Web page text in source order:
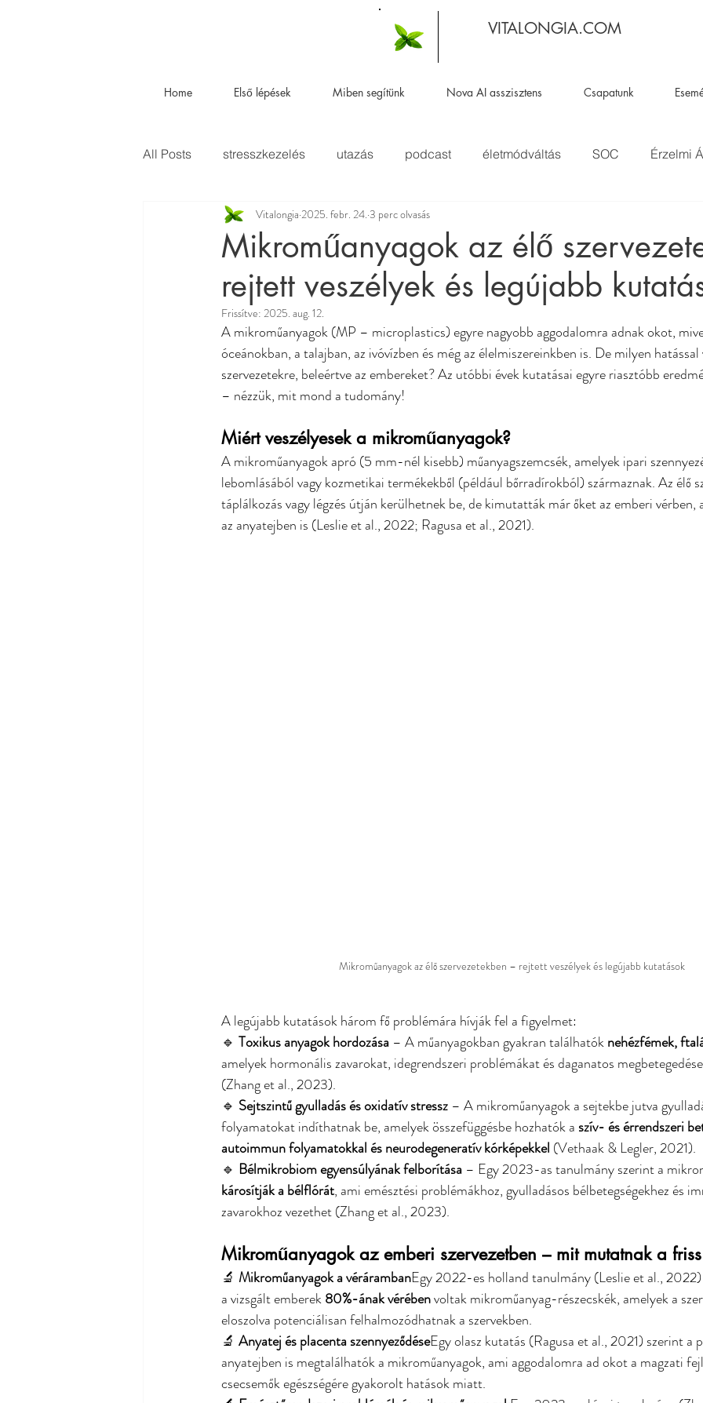
VITALONGIA.COM
Home Első lépések Miben segítünk Nova AI asszisztens Csapatunk
All Posts stresszkezelés utazás podcast életmódváltás SOC Érzelmi
Business szakértőink Allergia
Mikroműanyagok az élő
rejtett veszélyek és legújabb
Vitalongia 2025. febr. 24. 3 perc olvasás
Frissítve: 2025. aug. 12.
A mikroműanyagok (MP – microplastics) egyre nagyobb aggodalomra adnak okot,
óceánokban, a talajban, az ivóvízben és még az élelmiszereinkben is. De milyen
szervezetekre, beleértve az embereket? Az utóbbi évek kutatásai egyre riasztóbb
– nézzük, mit mond a tudomány!
Miért veszélyesek a mikroműanyagok?
A mikroműanyagok apró (5 mm-nél kisebb) műanyagszemcsék, amelyek ipari
lebomlásából vagy kozmetikai termékekből (például bőrradírokból) származnak. Az élő
táplálkozás vagy légzés útján kerülhetnek be, de kimutatták már őket az emberi vérben,
az anyatejben is (Leslie et al., 2022; Ragusa et al., 2021).
Mikroműanyagok az élő szervezetekben – rejtett veszélyek és legújabb kutatások
A legújabb kutatások három fő problémára hívják fel a figyelmet:
🔹 Toxikus anyagok hordozása – A műanyagokban gyakran találhatók nehézfémek,
amelyek hormonális zavarokat, idegrendszeri problémákat és daganatos
(Zhang et al., 2023).
🔹 Sejtszintű gyulladás és oxidatív stressz – A mikroműanyagok a sejtekbe jutva
folyamatokat indíthatnak be, amelyek összefüggésbe hozhatók a szív- és érrendszeri
autoimmun folyamatokkal és neurodegeneratív kórképekkel (Vethaak & Legler, 2021).
🔹 Bélmikrobiom egyensúlyának felborítása – Egy 2023-as tanulmány szerint a
károsítják a bélflórát, ami emésztési problémákhoz, gyulladásos bélbetegségekhez és
zavarokhoz vezethet (Zhang et al., 2023).
Mikroműanyagok az emberi szervezetben – mit mutatnak a
🔬 Mikroműanyagok a vérárambanEgy 2022-es holland tanulmány (Leslie et al.,
a vizsgált emberek 80%-ának vérében voltak mikroműanyag-részecskék, amelyek a
eloszolva potenciálisan felhalmozódhatnak a szervekben.
🔬 Anyatej és placenta szennyeződéseEgy olasz kutatás (Ragusa et al., 2021) szerint a
anyatejben is megtalálhatók a mikroműanyagok, ami aggodalomra ad okot a magzati
csecsemők egészségére gyakorolt hatások miatt.